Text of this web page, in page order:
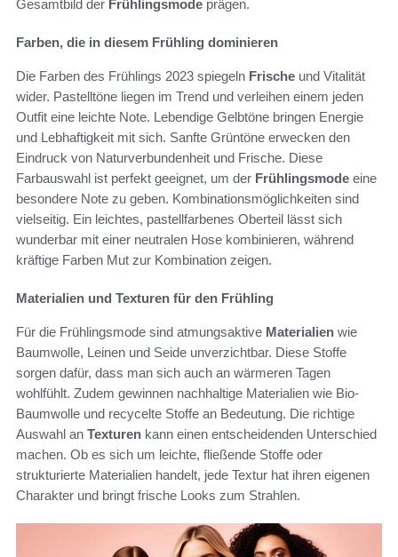
Gesamtbild der Frühlingsmode prägen.
Farben, die in diesem Frühling dominieren
Die Farben des Frühlings 2023 spiegeln Frische und Vitalität
wider. Pastelltöne liegen im Trend und verleihen einem jeden
Outfit eine leichte Note. Lebendige Gelbtöne bringen Energie
und Lebhaftigkeit mit sich. Sanfte Grüntöne erwecken den
Eindruck von Naturverbundenheit und Frische. Diese
Farbauswahl ist perfekt geeignet, um der Frühlingsmode eine
besondere Note zu geben. Kombinationsmöglichkeiten sind
vielseitig. Ein leichtes, pastellfarbenes Oberteil lässt sich
wunderbar mit einer neutralen Hose kombinieren, während
kräftige Farben Mut zur Kombination zeigen.
Materialien und Texturen für den Frühling
Für die Frühlingsmode sind atmungsaktive Materialien wie
Baumwolle, Leinen und Seide unverzichtbar. Diese Stoffe
sorgen dafür, dass man sich auch an wärmeren Tagen
wohlfühlt. Zudem gewinnen nachhaltige Materialien wie Bio-
Baumwolle und recycelte Stoffe an Bedeutung. Die richtige
Auswahl an Texturen kann einen entscheidenden Unterschied
machen. Ob es sich um leichte, fließende Stoffe oder
strukturierte Materialien handelt, jede Textur hat ihren eigenen
Charakter und bringt frische Looks zum Strahlen.